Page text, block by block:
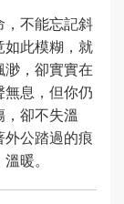
，不能忘記斜
如此模糊，就
，卻實實在
息，但你仍
卻不失溫
公踏過的痕
暖。